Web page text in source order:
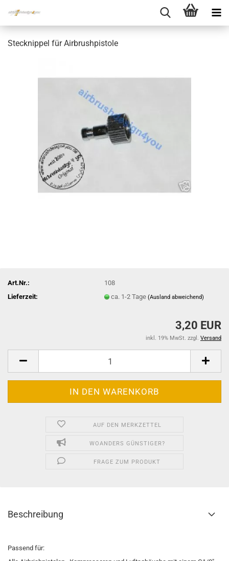
Stecknippel für Airbrushpistole
Art.Nr.:
108
Lieferzeit:
ca. 1-2 Tage(Ausland abweichend)
3,20 EUR
inkl. 19% MwSt. zzgl. Versand
AUF DEN MERKZETTEL
WOANDERS GÜNSTIGER?
FRAGE ZUM PRODUKT
Beschreibung
Passend für: